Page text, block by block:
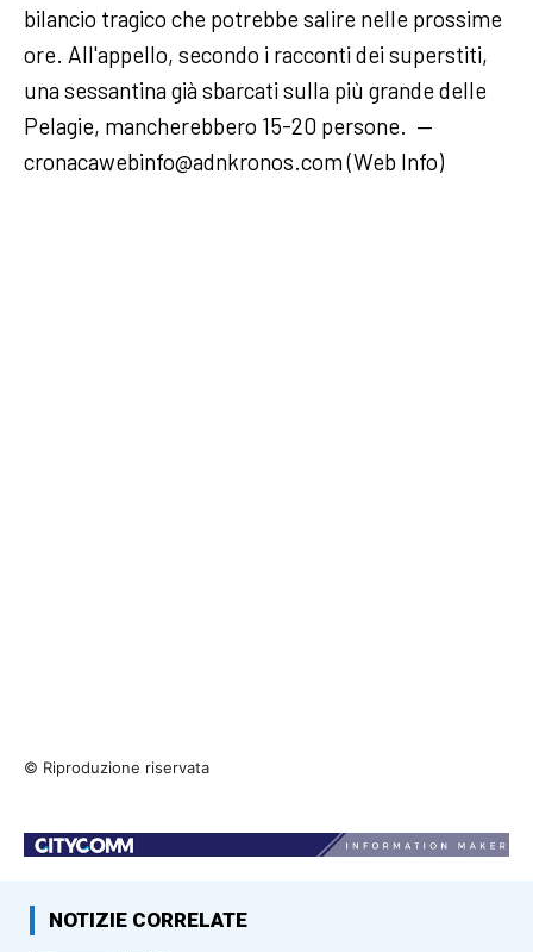
bilancio tragico che potrebbe salire nelle prossime
ore. All'appello, secondo i racconti dei superstiti,
una sessantina già sbarcati sulla più grande delle
Pelagie, mancherebbero 15-20 persone. —
cronacawebinfo@adnkronos.com (Web Info)
© Riproduzione riservata
NOTIZIE CORRELATE